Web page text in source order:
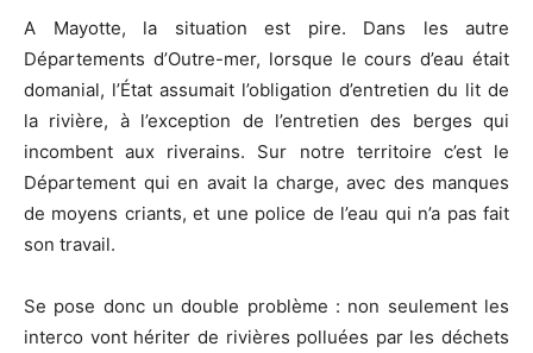
A Mayotte, la situation est pire. Dans les autre
Départements d’Outre-mer, lorsque le cours d’eau était
domanial, l’État assumait l’obligation d’entretien du lit de
la rivière, à l’exception de l’entretien des berges qui
incombent aux riverains. Sur notre territoire c’est le
Département qui en avait la charge, avec des manques
de moyens criants, et une police de l’eau qui n’a pas fait
son travail.
Se pose donc un double problème : non seulement les
interco vont hériter de rivières polluées par les déchets